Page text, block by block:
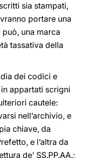
sia stampati,
portare una
una marca
tassativa della
dei codici e
appartati scrigni
cautele:
nell’archivio, e
chiave, da
e l’altra da
de’ SS.PP.AA.;